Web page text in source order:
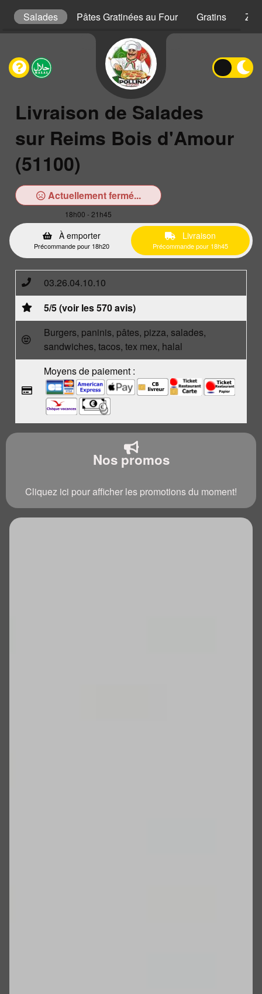
Salades Pâtes Gratinées au Four Gratins
Livraison de Salades
sur Reims Bois d'Amour
(51100)
Actuellement fermé...
18h00 - 21h45
À emporter
Précommande pour 18h20
Livraison
Précommande pour 18h45
03.26.04.10.10
5/5 (voir les 570 avis)
Burgers, paninis, pâtes, pizza, salades,
sandwiches, tacos, tex mex, halal
Moyens de paiement :
Nos promos
Cliquez ici pour afficher les promotions du moment!